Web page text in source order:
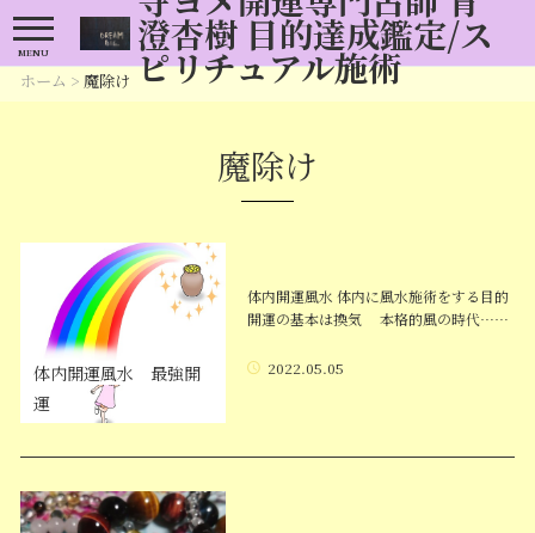
澄杏樹 目的達成鑑定/ス
ピリチュアル施術
MENU
ホーム > 魔除け
魔除け
体内開運風水 最強開
運
体内開運風水 体内に風水施術をする目的
開運の基本は換気 本格的風の時代……
2022.05.05